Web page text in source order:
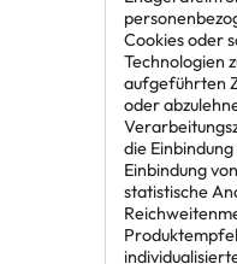
Cookies oder
Technologien
aufgeführten
oder
die
Einbindung
statistische